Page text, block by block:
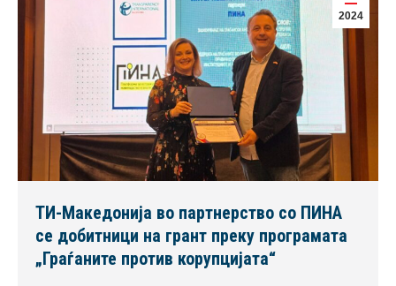
2024
ТИ-Македонија во партнерство со ПИНА
се добитници на грант преку програмата
„Граѓаните против корупцијата“